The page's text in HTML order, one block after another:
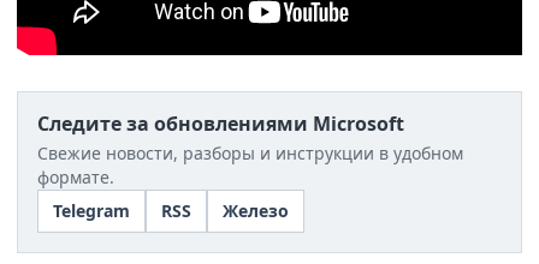
Следите за обновлениями Microsoft
Свежие новости, разборы и инструкции в удобном
формате.
Telegram
RSS Железо